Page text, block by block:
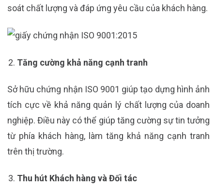
soát chất lượng và đáp ứng yêu cầu của khách hàng.
Tăng cường khả năng cạnh tranh
Sở hữu chứng nhận ISO 9001 giúp tạo dựng hình ảnh
tích cực về khả năng quản lý chất lượng của doanh
nghiệp. Điều này có thể giúp tăng cường sự tin tưởng
từ phía khách hàng, làm tăng khả năng cạnh tranh
trên thị trường.
Thu hút Khách hàng và Đối tác